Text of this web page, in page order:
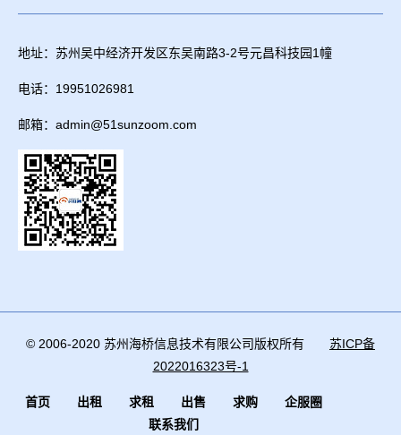
地址：苏州吴中经济开发区东吴南路3-2号元昌科技园1幢
电话：19951026981
邮箱：admin@51sunzoom.com
© 2006-2020 苏州海桥信息技术有限公司版权所有 苏ICP备
2022016323号-1
首页 出租 求租 出售 求购
企服圈
联系我们